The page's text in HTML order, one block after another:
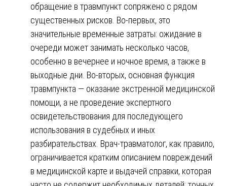
обращение в травмпункт сопряжено с рядом
существенных рисков. Во-первых, это
значительные временные затраты: ожидание в
очереди может занимать несколько часов,
особенно в вечернее и ночное время, а также в
выходные дни. Во-вторых, основная функция
травмпункта — оказание экстренной медицинской
помощи, а не проведение экспертного
освидетельствования для последующего
использования в судебных и иных
разбирательствах. Врач-травматолог, как правило,
ограничивается кратким описанием повреждений
в медицинской карте и выдачей справки, которая